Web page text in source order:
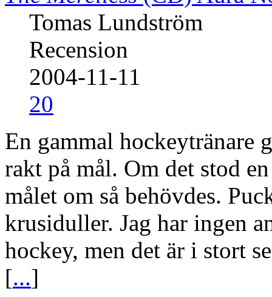
Tomas Lundström
Recension
2004-11-11
20
En gammal hockeytränare
rakt på mål. Om det stod
målet om så behövdes.
krusiduller. Jag har ingen
hockey, men det är i stort
[...]